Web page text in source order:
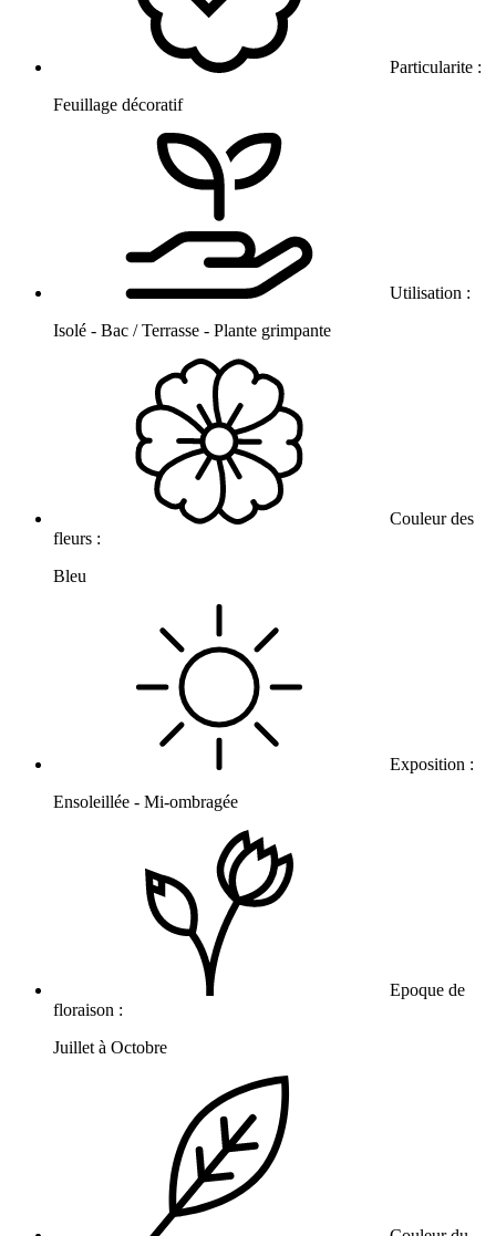
Particularite :
Feuillage décoratif
Utilisation :
Isolé - Bac / Terrasse - Plante grimpante
Couleur des
fleurs :
Bleu
Exposition :
Ensoleillée - Mi-ombragée
Epoque de
floraison :
Juillet à Octobre